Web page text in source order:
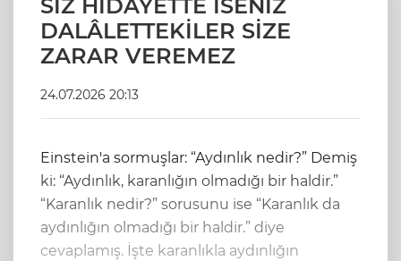
SİZ HİDAYETTE İSENİZ
DALÂLETTEKİLER SİZE
ZARAR VEREMEZ
24.07.2026 20:13
Einstein'a sormuşlar: “Aydınlık nedir?” Demiş
ki: “Aydınlık, karanlığın olmadığı bir haldir.”
“Karanlık nedir?” sorusunu ise “Karanlık da
aydınlığın olmadığı bir haldir.” diye
cevaplamış. İşte karanlıkla aydınlığın